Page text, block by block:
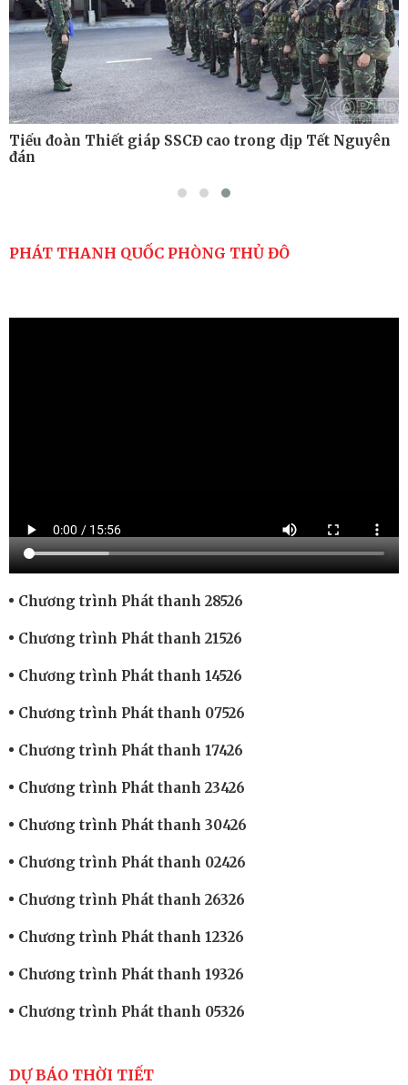
Tiểu đoàn Thiết giáp SSCĐ cao trong dịp Tết Nguyên
đán
PHÁT THANH QUỐC PHÒNG THỦ ĐÔ
Chương trình Phát thanh 28526
Chương trình Phát thanh 21526
Chương trình Phát thanh 14526
Chương trình Phát thanh 07526
Chương trình Phát thanh 17426
Chương trình Phát thanh 23426
Chương trình Phát thanh 30426
Chương trình Phát thanh 02426
Chương trình Phát thanh 26326
Chương trình Phát thanh 12326
Chương trình Phát thanh 19326
Chương trình Phát thanh 05326
DỰ BÁO THỜI TIẾT